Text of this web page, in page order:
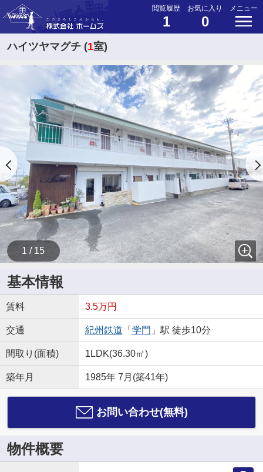
閲覧履歴
1
お気に入り
0
メニュー
ハイツヤマグチ (1室)
1 / 15
基本情報
賃料 3.5万円
交通 紀州鉄道 「 学門 」駅 徒歩10分
間取り(面積) 1LDK(36.30㎡)
築年月 1985年 7月(築41年)
お問い合わせ(無料)
物件概要